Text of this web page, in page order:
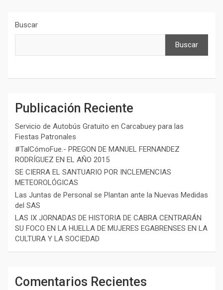
Buscar
Buscar
Publicación Reciente
Servicio de Autobús Gratuito en Carcabuey para las
Fiestas Patronales
#TalCómoFue.- PREGON DE MANUEL FERNANDEZ
RODRÍGUEZ EN EL AÑO 2015
SE CIERRA EL SANTUARIO POR INCLEMENCIAS
METEOROLÓGICAS
Las Juntas de Personal se Plantan ante la Nuevas Medidas
del SAS
LAS IX JORNADAS DE HISTORIA DE CABRA CENTRARÁN
SU FOCO EN LA HUELLA DE MUJERES EGABRENSES EN LA
CULTURA Y LA SOCIEDAD
Comentarios Recientes